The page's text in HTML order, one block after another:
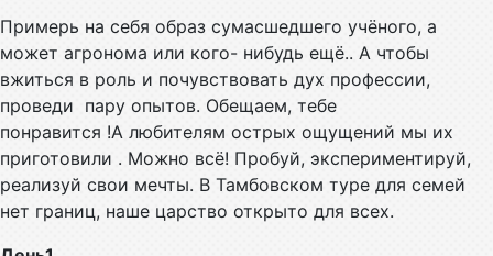
Примерь на себя образ сумасшедшего учёного, а
может агронома или кого- нибудь ещё.. А чтобы
вжиться в роль и почувствовать дух профессии,
проведи пару опытов. Обещаем, тебе
понравится !А любителям острых ощущений мы их
приготовили . Можно всё! Пробуй, экспериментируй,
реализуй свои мечты. В Тамбовском туре для семей
нет границ, наше царство открыто для всех.